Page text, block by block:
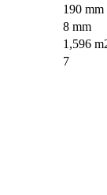
190 mm
8 mm
1,596
7